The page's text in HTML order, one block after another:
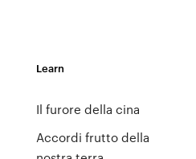
Learn
Il furore della cina
Accordi frutto della